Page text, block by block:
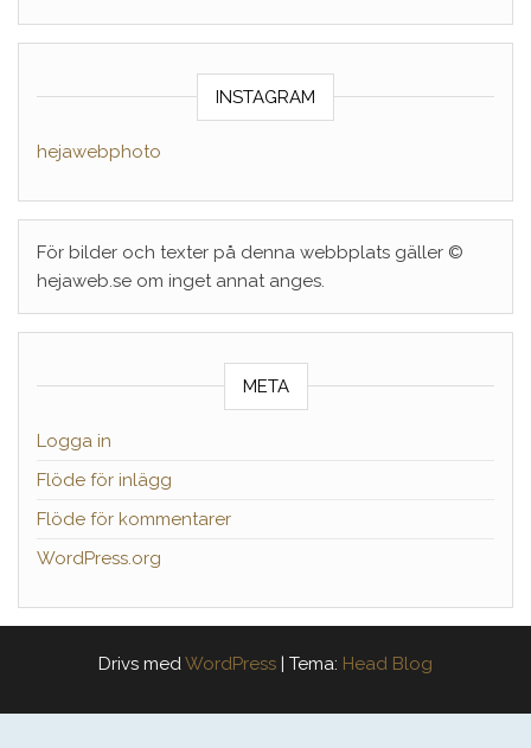
INSTAGRAM
hejawebphoto
För bilder och texter på denna webbplats gäller ©
hejaweb.se om inget annat anges.
META
Logga in
Flöde för inlägg
Flöde för kommentarer
WordPress.org
Drivs medWordPress | Tema: Head Blog